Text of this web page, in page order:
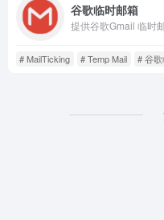
谷歌临时邮箱
提供谷歌Gmail 临时
# MailTicking # Temp Mail # 谷